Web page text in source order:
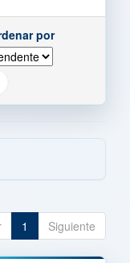
por
1 Siguiente